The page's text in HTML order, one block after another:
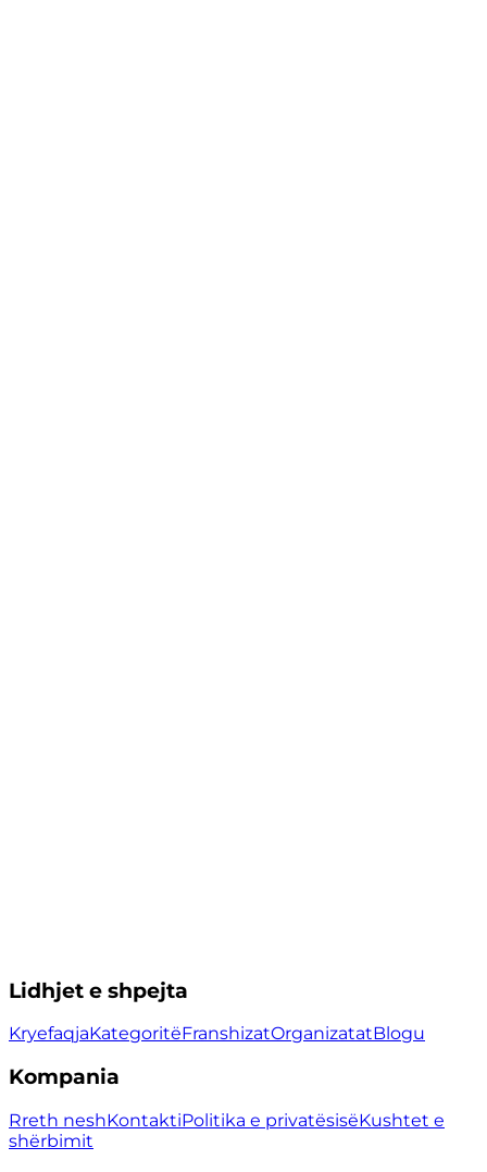
Lidhjet e shpejta
KryefaqjaKategoritëFranshizatOrganizatatBlogu
Kompania
Rreth neshKontaktiPolitika e privatësisëKushtet e
shërbimit